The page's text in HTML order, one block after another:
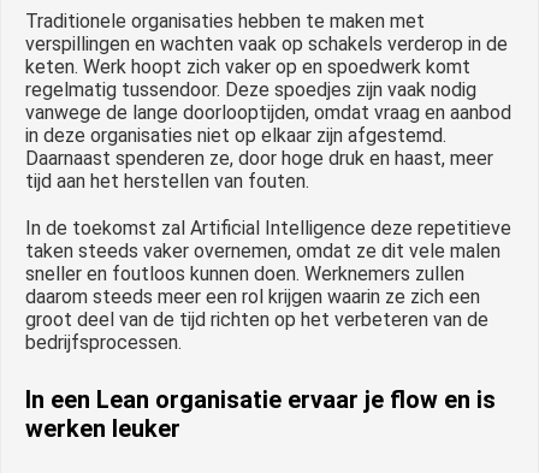
Traditionele organisaties hebben te maken met
verspillingen en wachten vaak op schakels verderop in de
keten. Werk hoopt zich vaker op en spoedwerk komt
regelmatig tussendoor. Deze spoedjes zijn vaak nodig
vanwege de lange doorlooptijden, omdat vraag en aanbod
in deze organisaties niet op elkaar zijn afgestemd.
Daarnaast spenderen ze, door hoge druk en haast, meer
tijd aan het herstellen van fouten.
In de toekomst zal Artificial Intelligence deze repetitieve
taken steeds vaker overnemen, omdat ze dit vele malen
sneller en foutloos kunnen doen. Werknemers zullen
daarom steeds meer een rol krijgen waarin ze zich een
groot deel van de tijd richten op het verbeteren van de
bedrijfsprocessen.
In een Lean organisatie ervaar je flow en is
werken leuker